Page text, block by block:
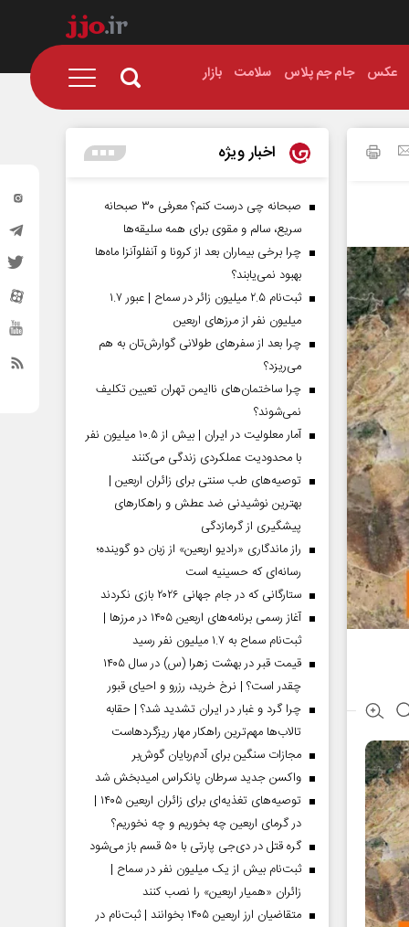
عکس جام جم پلاس سلامت بازار
اخبار ویژه
صبحانه چی درست کنم؟ معرفی ۳۰ صبحانه
سریع، سالم و مقوی برای همه سلیقه‌ها
چرا برخی بیماران بعد از کرونا و آنفلوآنزا ماه‌ها
بهبود نمی‌یابند؟
ثبت‌نام ۲.۵ میلیون زائر در سماح | عبور ۱.۷
میلیون نفر از مرز‌های اربعین
چرا بعد از سفرهای طولانی گوارش‌تان به هم
می‌ریزد؟
چرا ساختمان‌های ناایمن تهران تعیین تکلیف
نمی‌شوند؟
آمار معلولیت در ایران | بیش از ۱۰.۵ میلیون نفر
با محدودیت عملکردی زندگی می‌کنند
توصیه‌های طب سنتی برای زائران اربعین |
بهترین نوشیدنی ضد عطش و راهکارهای
پیشگیری از گرمازدگی
راز ماندگاری «رادیو اربعین» از زبان دو گوینده؛
رسانه‌ای که حسینیه است
ستارگانی که در جام جهانی ۲۰۲۶ بازی نکردند
آغاز رسمی برنامه‌های اربعین ۱۴۰۵ در مرز‌ها |
ثبت‌نام سماح به ۱.۷ میلیون نفر رسید
قیمت قبر در بهشت زهرا (س) در سال ۱۴۰۵
چقدر است؟ | نرخ خرید، رزرو و احیای قبور
چرا گرد و غبار در ایران تشدید شد؟ | حقابه
تالاب‌ها مهم‌ترین راهکار مهار ریزگردهاست
مجازات سنگین برای آدم‌ربایان گوش‌بر
واکسن جدید سرطان پانکراس امیدبخش شد
توصیه‌های تغذیه‌ای برای زائران اربعین ۱۴۰۵ |
در گرمای اربعین چه بخوریم و چه نخوریم؟
گره قتل در دی‌جی پارتی با ۵۰ قسم باز می‌شود
ثبت‌نام بیش از یک میلیون نفر در سماح |
زائران «همیار اربعین» را نصب کنند
متقاضیان ارز اربعین ۱۴۰۵ بخوانند | ثبت‌نام در